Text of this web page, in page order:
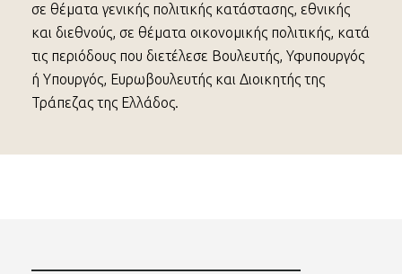
σε θέματα γενικής πολιτικής κατάστασης, εθνικής
και διεθνούς, σε θέματα οικονομικής πολιτικής, κατά
τις περιόδους που διετέλεσε Βουλευτής, Υφυπουργός
ή Υπουργός, Ευρωβουλευτής και Διοικητής της
Τράπεζας της Ελλάδος.